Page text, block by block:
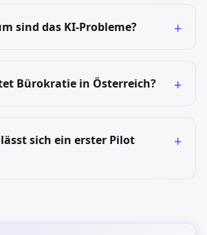
sind das KI-Probleme? +
Bürokratie in Österreich? +
sich ein erster Pilot
+